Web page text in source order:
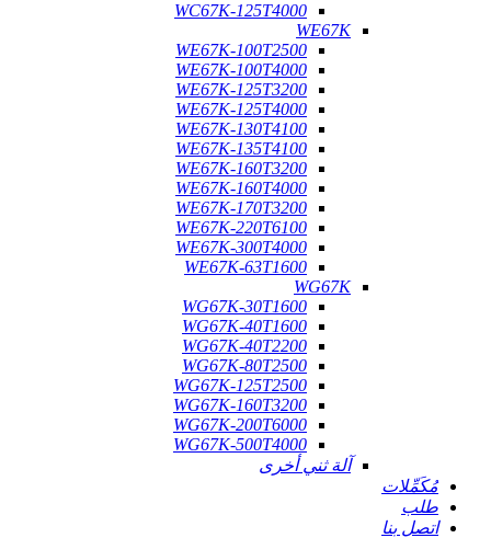
WC67K-125T4000
WE67K
WE67K-100T2500
WE67K-100T4000
WE67K-125T3200
WE67K-125T4000
WE67K-130T4100
WE67K-135T4100
WE67K-160T3200
WE67K-160T4000
WE67K-170T3200
WE67K-220T6100
WE67K-300T4000
WE67K-63T1600
WG67K
WG67K-30T1600
WG67K-40T1600
WG67K-40T2200
WG67K-80T2500
WG67K-125T2500
WG67K-160T3200
WG67K-200T6000
WG67K-500T4000
آلة ثني أخرى
مُكَمِّلات
طلب
اتصل بنا